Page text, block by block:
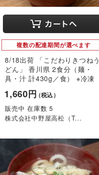
複数の配達期間が選べます
8/18出荷 「こだわりきつねう
どん」 香川県 2食分（麺・
具・汁 計430g／食） ※冷凍
1,660円（税込）
販売中 在庫数 5
株式会社中野屋高松（T...